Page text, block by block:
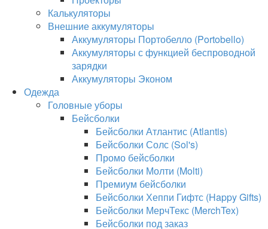
Калькуляторы
Внешние аккумуляторы
Аккумуляторы Портобелло (Portobello)
Аккумуляторы с функцией беспроводной
зарядки
Аккумуляторы Эконом
Одежда
Головные уборы
Бейсболки
Бейсболки Атлантис (Atlantis)
Бейсболки Солс (Sol's)
Промо бейсболки
Бейсболки Молти (Molti)
Премиум бейсболки
Бейсболки Хеппи Гифтс (Happy Gifts)
Бейсболки МерчТекс (MerchTex)
Бейсболки под заказ